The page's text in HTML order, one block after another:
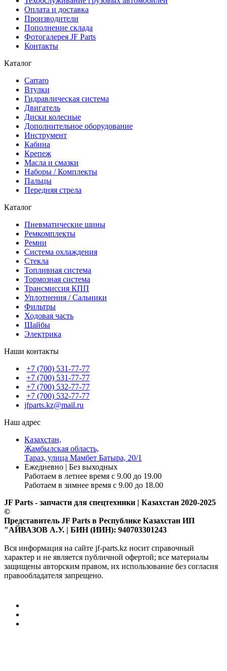
Оплата и доставка
Производители
Пополнение склада
Фотогалерея JF Parts
Контакты
Каталог
Carraro
Втулки
Гидравлическая система
Двигатель
Диски колесные
Дополнительное оборудование
Инструмент
Кабина
Крепеж
Масла и смазки
Наборы / Комплекты
Пальцы
Передняя стрела
Каталог
Пневматические шины
Ремкомплекты
Ремни
Система охлаждения
Стекла
Топливная система
Тормозная система
Трансмиссия КПП
Уплотнения / Сальники
Фильтры
Ходовая часть
Шайбы
Электрика
Наши контакты
+7 (700) 531-77-77
+7 (700) 531-77-77
+7 (700) 532-77-77
+7 (700) 532-77-77
jfparts.kz@mail.ru
Наш адрес
Казахстан,
Жамбылская область,
Тараз, улица Мамбет Батыра, 20/1
Ежедневно | Без выходных
Работаем в летнее время с 9.00 до 19.00
Работаем в зимнее время с 9.00 до 18.00
JF Parts - запчасти для спецтехники | Казахстан 2020-2025
©
Представитель JF Parts в Республике Казахстан ИП
"АЙВАЗОВ А.У. | БИН (ИИН): 940703301243
Вся информация на сайте jf-parts.kz носит справочный
характер и не является публичной офертой; все материалы
защищены авторским правом, их использование без согласия
правообладателя запрещено.